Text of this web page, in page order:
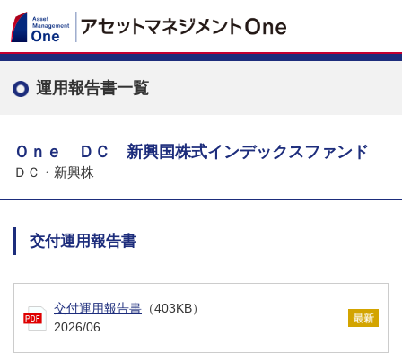
運用報告書一覧
Ｏｎｅ ＤＣ 新興国株式インデックスファンド
ＤＣ・新興株
交付運用報告書
交付運用報告書 （403KB）
2026/06